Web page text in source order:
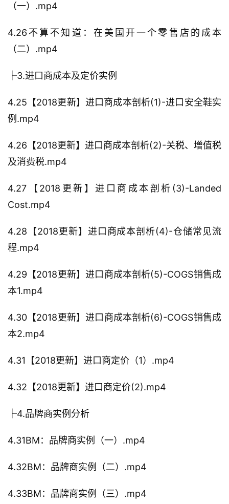
（一）.mp4
4.26不算不知道：在美国开一个零售店的成本
（二）.mp4
├3.进口商成本及定价实例
4.25【2018更新】进口商成本剖析(1)-进口安全鞋实
例.mp4
4.26【2018更新】进口商成本剖析(2)-关税、增值税
及消费税.mp4
4.27【2018更新】进口商成本剖析(3)-Landed
Cost.mp4
4.28【2018更新】进口商成本剖析(4)-仓储常见流
程.mp4
4.29【2018更新】进口商成本剖析(5)-COGS销售成
本1.mp4
4.30【2018更新】进口商成本剖析(6)-COGS销售成
本2.mp4
4.31【2018更新】进口商定价（1）.mp4
4.32【2018更新】进口商定价(2).mp4
├4.品牌商实例分析
4.31BM：品牌商实例（一）.mp4
4.32BM：品牌商实例（二）.mp4
4.33BM：品牌商实例（三）.mp4